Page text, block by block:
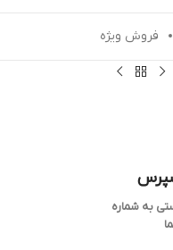
فروش ویژه
به شماره